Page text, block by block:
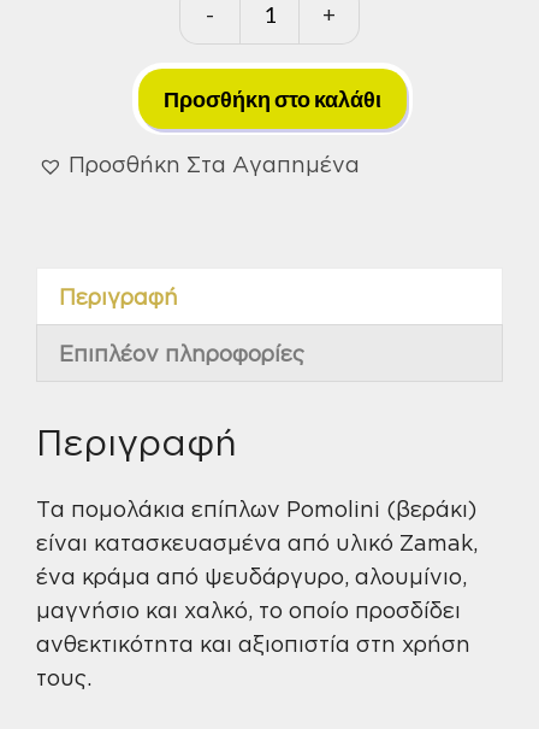
-
Πομολάκια
Επίπλων
Pomolini
Βεράκι
Χρυσό
+
Προσθήκη στο καλάθι
Προσθήκη Στα Αγαπημένα
Περιγραφή
Επιπλέον πληροφορίες
Περιγραφή
Τα πομολάκια επίπλων Pomolini (βεράκι)
είναι κατασκευασμένα από υλικό Ζamak,
ένα κράμα από ψευδάργυρο, αλουμίνιο,
μαγνήσιο και χαλκό, το οποίο προσδίδει
ανθεκτικότητα και αξιοπιστία στη χρήση
τους.